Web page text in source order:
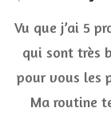
Vu que j’ai 5
qui sont très
pour vous les
Ma routine